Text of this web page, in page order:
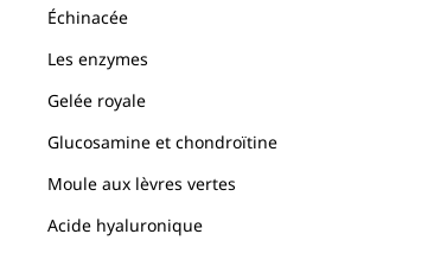
Échinacée
Les enzymes
Gelée royale
Glucosamine et chondroïtine
Moule aux lèvres vertes
Acide hyaluronique